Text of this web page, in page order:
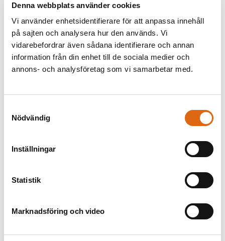
Denna webbplats använder cookies
Vi använder enhetsidentifierare för att anpassa innehåll
på sajten och analysera hur den används. Vi
vidarebefordrar även sådana identifierare och annan
information från din enhet till de sociala medier och
annons- och analysföretag som vi samarbetar med.
Nödvändig
Inställningar
Statistik
Marknadsföring och video
Palermo och Monte Pellegrino
Thomas Fearnley (1802 - 1842)
arbete
Auguste-Xavier LePrince (1799 -
1826)
Kvinna som flätar sitt hår